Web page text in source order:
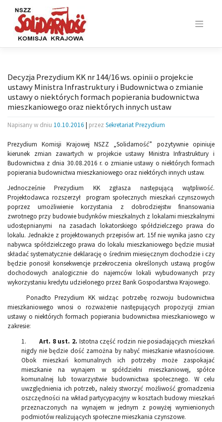
content
Decyzja Prezydium KK nr 144/16 ws. opinii o projekcie
ustawy Ministra Infrastruktury i Budownictwa o zmianie
ustawy o niektórych formach popierania budownictwa
mieszkaniowego oraz niektórych innych ustaw
Napisany w dniu 10.10.2016 | przez Sekretariat Prezydium
Prezydium Komisji Krajowej NSZZ „Solidarność” pozytywnie opiniuje
kierunek zmian zawartych w projekcie ustawy Ministra Infrastruktury i
Budownictwa z dnia 30.08.2016 r. o zmianie ustawy o niektórych formach
popierania budownictwa mieszkaniowego oraz niektórych innych ustaw.
Jednocześnie Prezydium KK zgłasza następującą wątpliwość.
Projektodawca rozszerzył program społecznych mieszkań czynszowych
poprzez umożliwienie korzystania z dobrodziejstw finansowania
zwrotnego przy budowie budynków mieszkalnych z lokalami mieszkalnymi
udostępnianymi na zasadach lokatorskiego spółdzielczego prawa do
lokalu. Jednakże z projektowanych przepisów art. 15f nie wynika jasno czy
nabywca spółdzielczego prawa do lokalu mieszkaniowego będzie musiał
składać systematycznie deklarację o średnim miesięcznym dochodzie i czy
będzie ponosił konsekwencje przekroczenia określonych ustawą progów
dochodowych analogicznie do najemców lokali wybudowanych przy
wykorzystaniu kredytu udzielonego przez Bank Gospodarstwa Krajowego.
Ponadto Prezydium KK widząc potrzebę rozwoju budownictwa
mieszkaniowego wnosi o rozważenie następujących propozycji zmian
ustawy o niektórych formach popierania budownictwa mieszkaniowego w
zakresie:
1.Art. 8 ust. 2. Istotna część rodzin nie posiadających mieszkań
nigdy nie będzie dość zamożna by nabyć mieszkanie własnościowe.
Obok mieszkań komunalnych ich potrzeby może zaspokajać
mieszkanie na wynajem w spółdzielni mieszkaniowej, spółce
komunalnej lub towarzystwie budownictwa społecznego. W celu
uwzględnienia ich potrzeb, należy stworzyć możliwość gromadzenia
oszczędności na wkład partycypacyjny w kosztach budowy mieszkań
przeznaczonych na wynajem w jednym z powyżej wymienionych
podmiotów realizujących społeczne mieszkania czynszowe.